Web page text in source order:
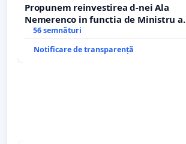
Propunem reinvestirea d-nei Ala
Nemerenco in functia de Ministru al
Sanatatii
56 semnături
Notificare de transparență